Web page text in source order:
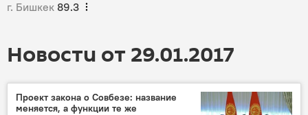
г. Бишкек 89.3
Новости от 29.01.2017
Проект закона о Совбезе: название
меняется, а функции те же